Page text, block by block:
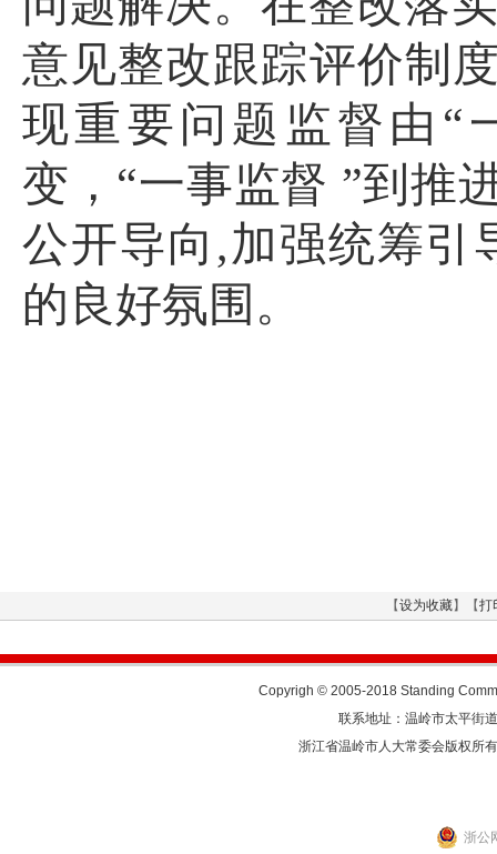
意见整改跟踪评价制
现重要问题监督由“
变，“一事监督 ”到推
公开导向 ,加强统筹引
的良好氛围 。
【设为收藏】【打
Copyrigh © 2005-2018 Standing
联系地址：温岭市太平
浙江省温岭市人大常委会版权所
浙公